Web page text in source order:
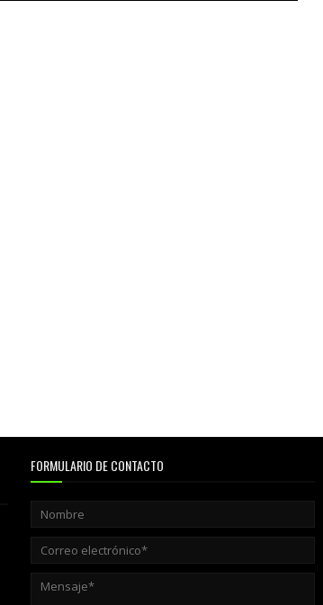
FORMULARIO DE CONTACTO